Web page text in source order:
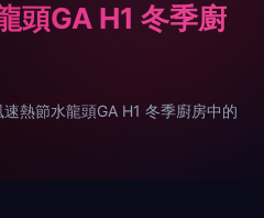
頭GA H1 冬季廚
速熱節水龍頭GA H1 冬季廚房中的